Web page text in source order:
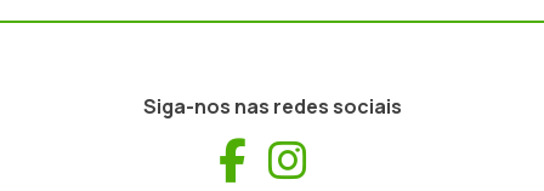
Siga-nos nas redes sociais
Facebook